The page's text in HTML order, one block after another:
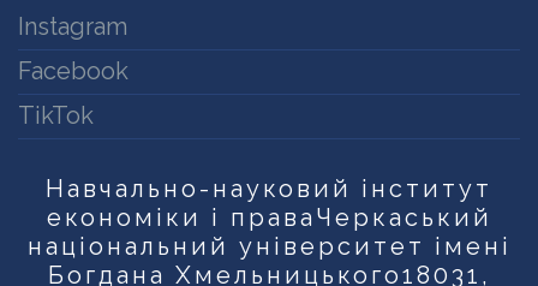
Instagram
Facebook
TikTok
Навчально-науковий інститут
економіки і права Черкаський
національний університет імені
Богдана Хмельницького18031,